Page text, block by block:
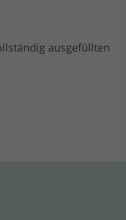
ausgefüllten